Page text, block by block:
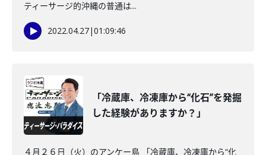
ティーサージ的沖縄の普通は...
2022.04.27|01:09:46
「冷蔵庫、冷凍庫から“化石”を発掘
した経験がありますか？」
４月２６日（火）のアンケー島 「冷蔵庫、冷凍庫から“化